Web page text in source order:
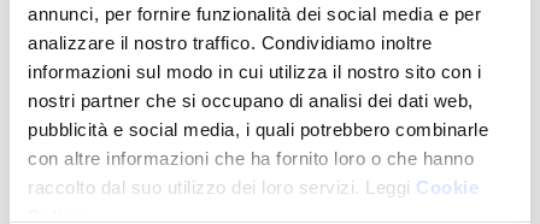
annunci, per fornire funzionalità dei social media e per
analizzare il nostro traffico. Condividiamo inoltre
informazioni sul modo in cui utilizza il nostro sito con i
nostri partner che si occupano di analisi dei dati web,
pubblicità e social media, i quali potrebbero combinarle
con altre informazioni che ha fornito loro o che hanno
raccolto dal suo utilizzo dei loro servizi. Leggi Cookie
Dr. Paolo Cima
Medico Chirurgo.
Ha conseguito presso l’Università degli Studi di Milano la laurea in
Medicina e Chirurgia nel 1975.